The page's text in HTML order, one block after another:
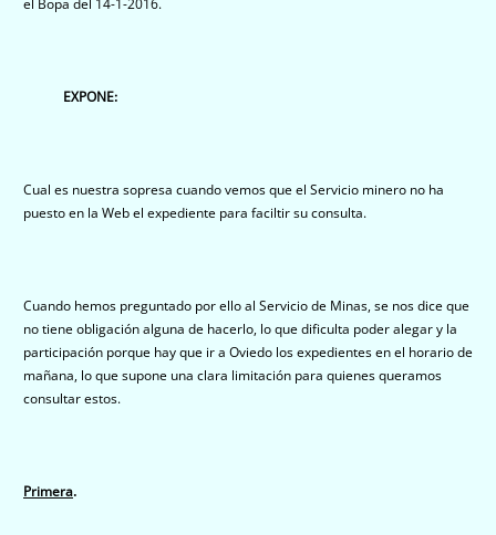
EXPONE:
Cual es nuestra sopresa cuando vemos que el Servicio minero no ha
puesto en la Web el expediente para faciltir su consulta.
Cuando hemos preguntado por ello al Servicio de Minas, se nos dice que
no tiene obligación alguna de hacerlo, lo que dificulta poder alegar y la
participación porque hay que ir a Oviedo los expedientes en el horario de
mañana, lo que supone una clara limitación para quienes queramos
consultar estos.
Primera.